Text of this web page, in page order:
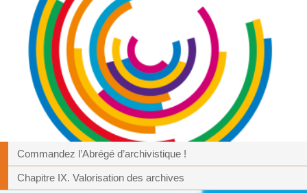
Commandez l’Abrégé d’archivistique !
Chapitre IX. Valorisation des archives